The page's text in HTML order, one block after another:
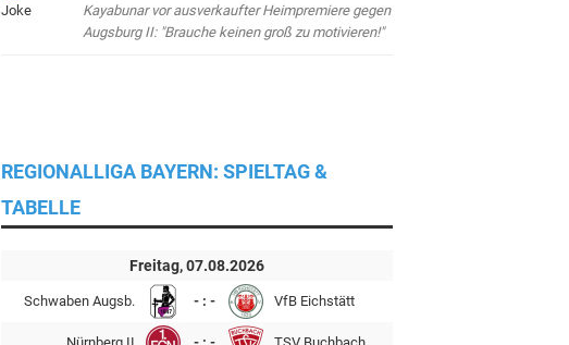
Kayabunar vor ausverkaufter Heimpremiere gegen
Augsburg II: "Brauche keinen groß zu motivieren!"
REGIONALLIGA BAYERN: SPIELTAG &
TABELLE
Freitag, 07.08.2026
Schwaben Augsb. - : - VfB Eichstätt